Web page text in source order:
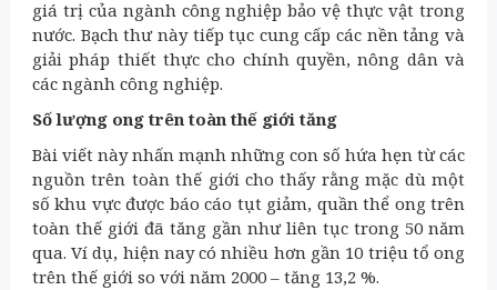
giá trị của ngành công nghiệp bảo vệ thực vật trong
nước. Bạch thư này tiếp tục cung cấp các nền tảng và
giải pháp thiết thực cho chính quyền, nông dân và
các ngành công nghiệp.
Số lượng ong trên toàn thế giới tăng
Bài viết này nhấn mạnh những con số hứa hẹn từ các
nguồn trên toàn thế giới cho thấy rằng mặc dù một
số khu vực được báo cáo tụt giảm, quần thể ong trên
toàn thế giới đã tăng gần như liên tục trong 50 năm
qua. Ví dụ, hiện nay có nhiều hơn gần 10 triệu tổ ong
trên thế giới so với năm 2000 – tăng 13,2 %.